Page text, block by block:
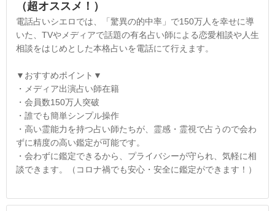
（超オススメ！）
電話占いシエロでは、「驚異の的中率」で150万人を幸せに導
いた、TVやメディアで話題の有名占い師による恋愛相談や人生
相談をはじめとした本格占いを電話にて行えます。
▼おすすめポイント▼
・メディア出演占い師在籍
・会員数150万人突破
・誰でも簡単シンプル操作
・高い霊能力を持つ占い師たちが、霊感・霊視で占うので会わ
ずに精度の高い鑑定が可能です。
・会わずに鑑定できるから、プライバシーが守られ、気軽に相
談できます。（コロナ禍でも安心・安全に鑑定ができます！）